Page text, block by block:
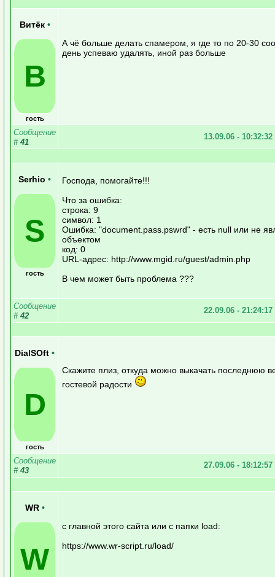
Витёк •
В
гость
А чё больше делать спамером, я где то по 20-30
день успеваю удалять, иной раз больше
Сообщение
# 41
13.09.06 - 10:32:32
Serhio •
S
гость
Господа, помогайте!!!
Что за ошибка:
строка: 9
символ: 1
Ошибка: "document.pass.pswrd" - есть null или не
объектом
код: 0
URL-адрес: http://www.mgid.ru/guest/admin.php
В чем может быть проблема ???
Сообщение
# 42
22.09.06 - 21:24:17
DialSOft •
D
гость
Скажите плиз, откуда можно выкачать последнюю
гостевой радости
Сообщение
# 43
27.09.06 - 18:12:57
WR •
W
с главной этого сайта или с папки load:
https://www.wr-script.ru/load/